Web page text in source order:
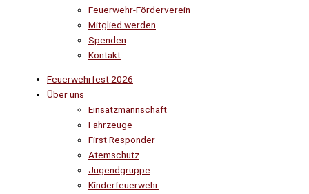
Feuerwehr-Förderverein
Mitglied werden
Spenden
Kontakt
Feuerwehrfest 2026
Über uns
Einsatzmannschaft
Fahrzeuge
First Responder
Atemschutz
Jugendgruppe
Kinderfeuerwehr